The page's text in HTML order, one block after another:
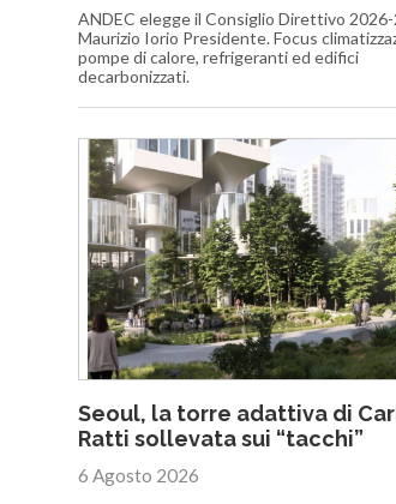
ANDEC elegge il Consiglio Direttivo
Maurizio Iorio Presidente. Focus
pompe di calore, refrigeranti ed edifici
decarbonizzati.
Seoul, la torre adattiva di
Ratti sollevata sui “tacchi”
6 Agosto 2026